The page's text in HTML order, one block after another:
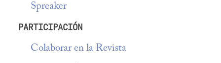
Spreaker
PARTICIPACIÓN
Colaborar en la Revista